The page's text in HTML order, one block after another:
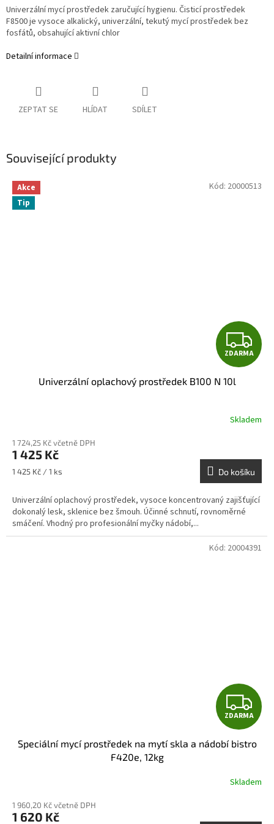
Univerzální mycí prostředek zaručující hygienu. Čisticí prostředek
F8500 je vysoce alkalický, univerzální, tekutý mycí prostředek bez
fosfátů, obsahující aktivní chlor
Detailní informace
ZEPTAT SE HLÍDAT SDÍLET
Související produkty
Akce
Tip
Z
D
R
A
ZDARMA
Univerzální oplachový prostředek B100 N 10l
Skladem
1 724,25 Kč včetně DPH
1 425 Kč
Měrná
1 425 Kč / 1 ks Do košíku
Univerzální oplachový prostředek, vysoce koncentrovaný zajišťující
dokonalý lesk, sklenice bez šmouh. Účinné schnutí, rovnoměrné
smáčení. Vhodný pro profesionální myčky nádobí,...
Kód: 20000513
Z
D
A
R
ZDARMA
Speciální mycí prostředek na mytí skla a nádobí bistro
F420e, 12kg
Skladem
1 960,20 Kč včetně DPH
1 620 Kč
Kód: 20004391